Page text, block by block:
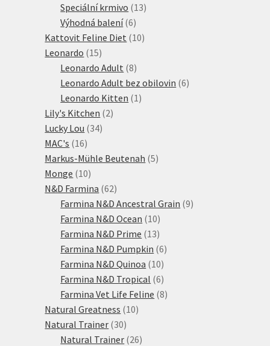
produktů
Speciální krmivo 1313
Výhodná balení 66
produktů
Kattovit Feline Diet 1010
Leonardo 1515
produktů
Leonardo Adult 88
produktů
Leonardo Adult bez obilovin 66
Leonardo Kitten 1 1
Lily's Kitchen 22
Lucky Lou 3434
MAC's 1616
produktů
Markus-Mühle Beutenah 55
Monge 1010
produktů
N&D Farmina 6262
produktů
Farmina N&D Ancestral Grain 99
Farmina N&D Ocean 1010
produktů
Farmina N&D Prime 1313
produktů
Farmina N&D Pumpkin 66
Farmina N&D Quinoa 1010
produktů
Farmina N&D Tropical 66
produktů
Farmina Vet Life Feline 88
Natural Greatness 1010
Natural Trainer 3030
produktů
Natural Trainer 2626